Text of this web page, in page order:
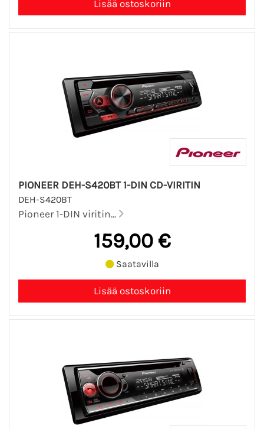
PIONEER DEH-S420BT 1-DIN CD-VIRITIN
DEH-S420BT
Pioneer 1-DIN viritin...
159,00 €
Saatavilla